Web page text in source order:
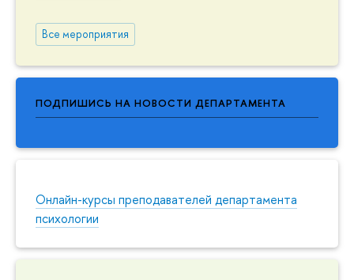
Все мероприятия
ПОДПИШИСЬ НА НОВОСТИ ДЕПАРТАМЕНТА
Онлайн-курсы преподавателей департамента
психологии